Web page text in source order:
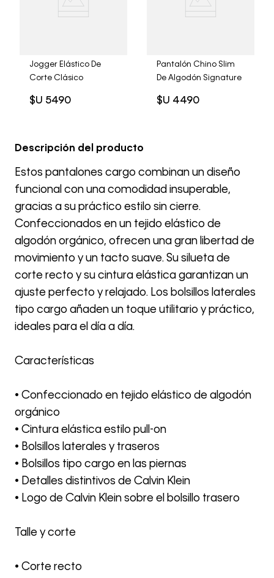
Jogger Elástico De
Corte Clásico
$U 5490
Pantalón Chino Slim
De Algodón Signature
$U 4490
Descripción del producto
Estos pantalones cargo combinan un diseño
funcional con una comodidad insuperable,
gracias a su práctico estilo sin cierre.
Confeccionados en un tejido elástico de
algodón orgánico, ofrecen una gran libertad de
movimiento y un tacto suave. Su silueta de
corte recto y su cintura elástica garantizan un
ajuste perfecto y relajado. Los bolsillos laterales
tipo cargo añaden un toque utilitario y práctico,
ideales para el día a día.
Características
• Confeccionado en tejido elástico de algodón
orgánico
• Cintura elástica estilo pull-on
• Bolsillos laterales y traseros
• Bolsillos tipo cargo en las piernas
• Detalles distintivos de Calvin Klein
• Logo de Calvin Klein sobre el bolsillo trasero
Talle y corte
• Corte recto